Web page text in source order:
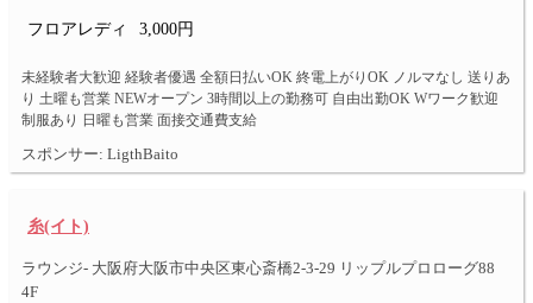
フロアレディ 3,000円
未経験者大歓迎 経験者優遇 全額日払いOK 終電上がりOK ノルマなし 送りあ
り 土曜も営業 NEWオープン 3時間以上の勤務可 自由出勤OK Wワーク歓迎
制服あり 日曜も営業 面接交通費支給
スポンサー: LigthBaito
糸(イト)
ラウンジ- 大阪府大阪市中央区東心斎橋2-3-29 リップルプロローグ88
4F